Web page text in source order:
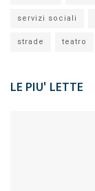
servizi sociali
strade teatro
LE PIU' LETTE